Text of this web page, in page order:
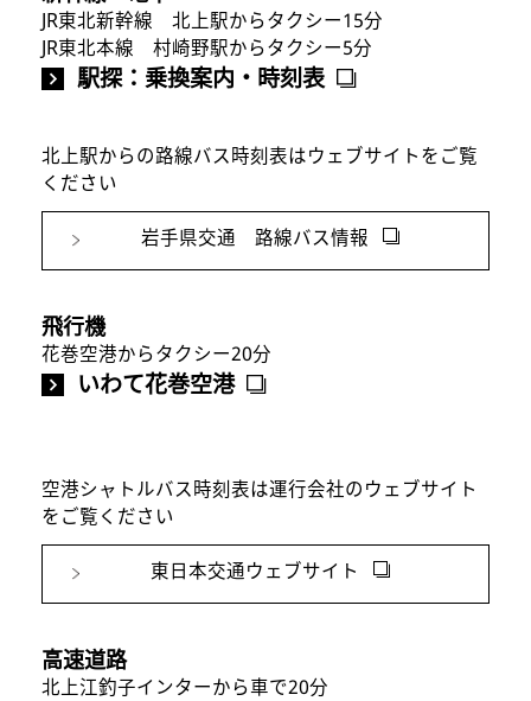
JR東北新幹線 北上駅からタクシー15分
JR東北本線 村崎野駅からタクシー5分
駅探：乗換案内・時刻表
北上駅からの路線バス時刻表はウェブサイトをご覧
ください
岩手県交通 路線バス情報
飛行機
花巻空港からタクシー20分
いわて花巻空港
空港シャトルバス時刻表は運行会社のウェブサイト
をご覧ください
東日本交通ウェブサイト
高速道路
北上江釣子インターから車で20分